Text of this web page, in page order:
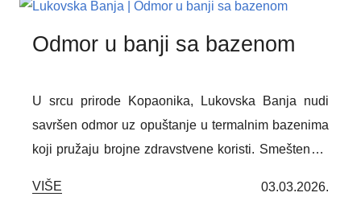
Banja – planinska oaza mira koja nudi vrhunski spa
doživljaj tokom cele godine.
Odmor u banji sa bazenom
U srcu prirode Kopaonika, Lukovska Banja nudi
savršen odmor uz opuštanje u termalnim bazenima
koji pružaju brojne zdravstvene koristi. Smeštena u
idealna za sve koji žele da se opuste, poboljšaju
VIŠE 03.03.2026.